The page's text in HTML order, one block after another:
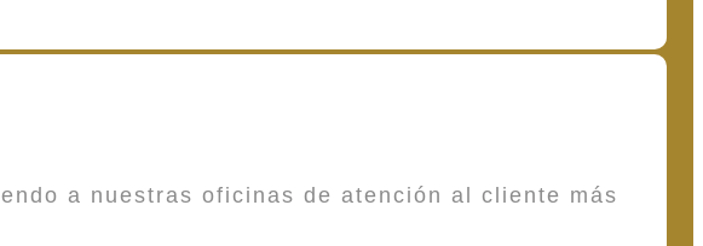
a nuestras oficinas de atención al cliente más